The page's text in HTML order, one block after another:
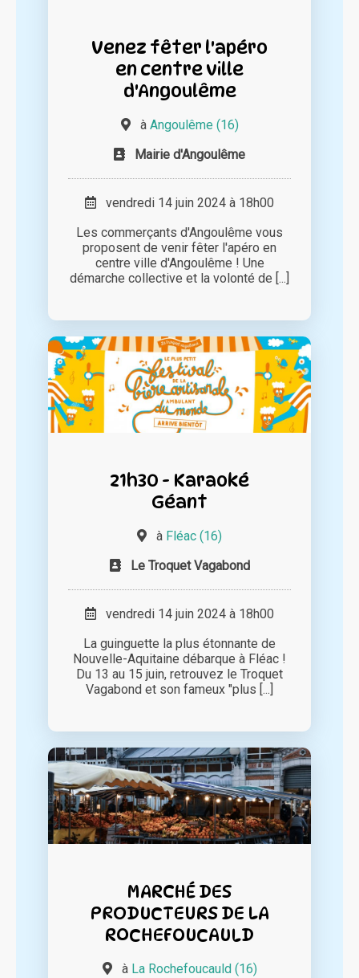
Venez fêter l'apéro
en centre ville
d'Angoulême
à Angoulême (16)
Mairie d'Angoulême
vendredi 14 juin 2024 à 18h00
Les commerçants d'Angoulême vous
proposent de venir fêter l'apéro en
centre ville d'Angoulême ! Une
démarche collective et la volonté de [...]
21h30 - Karaoké
Géant
à Fléac (16)
Le Troquet Vagabond
vendredi 14 juin 2024 à 18h00
La guinguette la plus étonnante de
Nouvelle-Aquitaine débarque à Fléac !
Du 13 au 15 juin, retrouvez le Troquet
Vagabond et son fameux "plus [...]
MARCHÉ DES
PRODUCTEURS DE LA
ROCHEFOUCAULD
à La Rochefoucauld (16)